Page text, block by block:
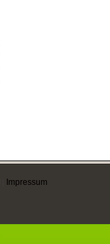
Impressum